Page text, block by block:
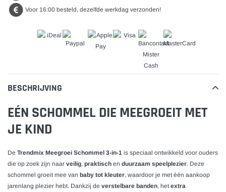
Voor 16:00 besteld, dezelfde werkdag verzonden!
BESCHRIJVING
EÉN SCHOMMEL DIE MEEGROEIT MET
JE KIND
De Trendmix Meegroei Schommel 3-in-1 is speciaal ontwikkeld voor ouders
die op zoek zijn naar veilig, praktisch en duurzaam speelplezier. Deze
schommel groeit mee van baby tot kleuter, waardoor je met één aankoop
jarenlang plezier hebt. Dankzij de verstelbare banden, het extra